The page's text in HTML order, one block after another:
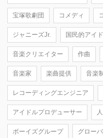
宝塚歌劇団 コメディ
ジャニーズJr. 国民的アイ
音楽クリエイター 作曲
音楽家 楽曲提供 音楽
レコーディングエンジニア
アイドルプロデューサー
ボーイズグループ グロー